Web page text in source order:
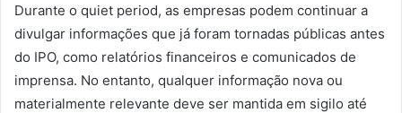
Durante o quiet period, as empresas podem continuar a
divulgar informações que já foram tornadas públicas antes
do IPO, como relatórios financeiros e comunicados de
imprensa. No entanto, qualquer informação nova ou
materialmente relevante deve ser mantida em sigilo até